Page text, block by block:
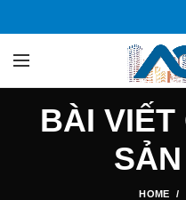
BÀI VIẾT
HOME